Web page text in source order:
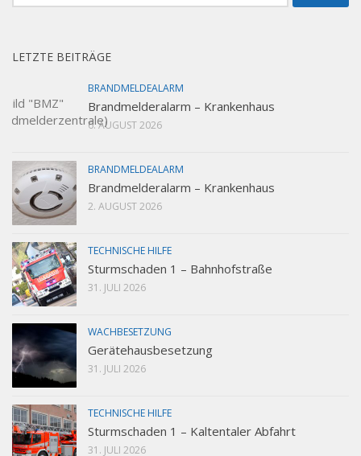
nach:
LETZTE BEITRÄGE
BRANDMELDEALARM
Brandmelderalarm – Krankenhaus
6. AUGUST 2026
BRANDMELDEALARM
Brandmelderalarm – Krankenhaus
2. AUGUST 2026
TECHNISCHE HILFE
Sturmschaden 1 – Bahnhofstraße
31. JULI 2026
WACHBESETZUNG
Gerätehausbesetzung
31. JULI 2026
TECHNISCHE HILFE
Sturmschaden 1 – Kaltentaler Abfahrt
31. JULI 2026